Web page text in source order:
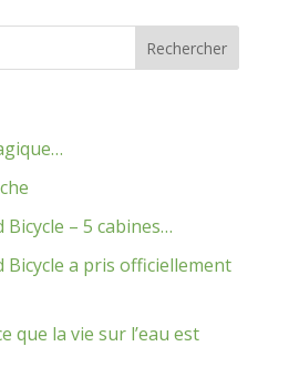
Bicycle – 5 cabines…
Bicycle a pris officiellement
que la vie sur l’eau est